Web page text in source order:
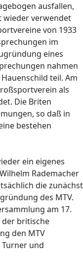
ausfallen,
wieder verwendet
von 1933
im
eines
nahmen
teil. Am
als
Die Briten
so daß in
bestehen
ein eigenes
Rademacher
die zunächst
des MTV.
am 17.
der britische
den MTV
und